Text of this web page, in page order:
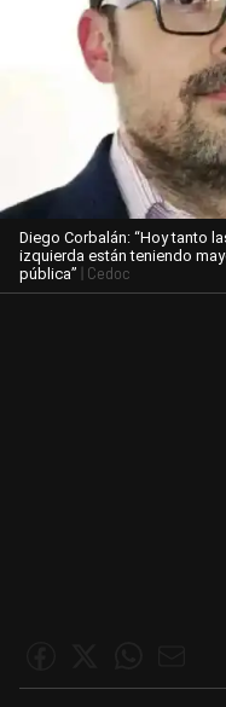
Diego Corbalán: “Hoy tanto
izquierda están teniendo
pública” | Cedoc